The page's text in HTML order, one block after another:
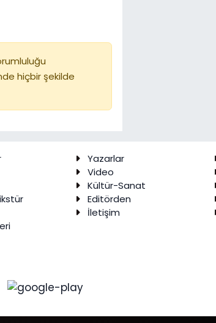
hiçbir şekilde
Yazarlar
Video
Kültür-Sanat
Editörden
İletişim